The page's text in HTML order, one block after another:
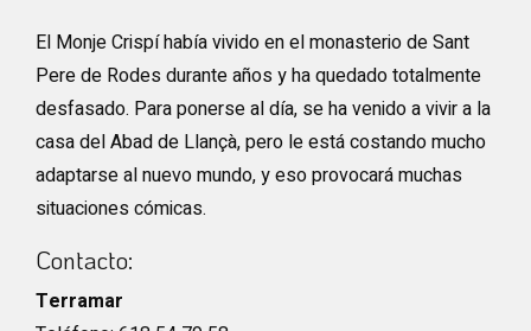
El Monje Crispí había vivido en el monasterio de Sant
Pere de Rodes durante años y ha quedado totalmente
desfasado. Para ponerse al día, se ha venido a vivir a la
casa del Abad de Llançà, pero le está costando mucho
adaptarse al nuevo mundo, y eso provocará muchas
situaciones cómicas.
Contacto:
Terramar